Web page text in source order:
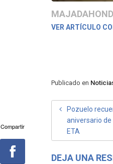
VER ARTÍCULO
Publicado en
NAVEGACIÓN
ENTRADAS
Pozuelo
aniversario
ETA
DEJA UNA
Compartir